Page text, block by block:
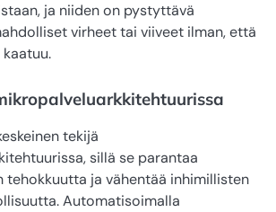
ja niiden on pystyttävä
virheet tai viiveet ilman, että
tekijä
sillä se parantaa
tehokkuutta ja vähentää inhimillisten
Automatisoimalla